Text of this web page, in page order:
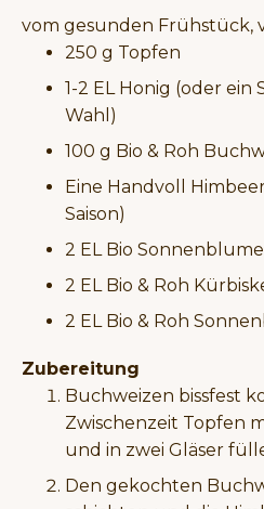
vom gesunden Frühstück,
250 g Topfen
1-2 EL Honig (oder
Wahl)
100 g Bio & Roh
Eine Handvoll
Saison)
2 EL Bio
2 EL Bio & Roh
2 EL Bio & Roh
Zubereitung
Buchweizen bissfest
Zwischenzeit Topfen
und in zwei Gläser
Den gekochten